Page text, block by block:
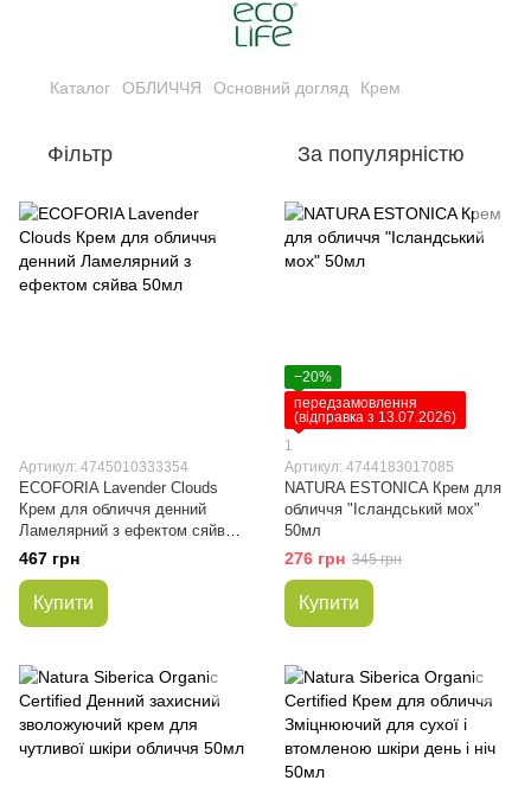
Каталог ОБЛИЧЧЯ Основний догляд Крем
Фільтр За популярністю
Артикул: 4745010333354
ECOFORIA Lavender Clouds
Крем для обличчя денний
Ламелярний з ефектом сяйва
50мл
467 грн
Купити
−20%
передзамовлення
(відправка з 13.07.2026)
1
Артикул: 4744183017085
NATURA ESTONICA Крем для
обличчя "Ісландський мох"
50мл
276 грн 345 грн
Купити